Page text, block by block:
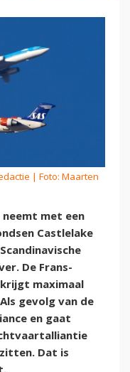
| Foto: Maarten
neemt met een
Castlelake
De Frans-
maximaal
gevolg van de
en gaat
Dat is